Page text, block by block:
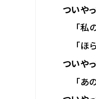
ついや
「私
「ほ
ついや
「